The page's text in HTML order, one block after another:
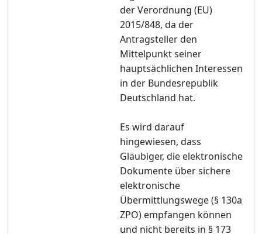
der Verordnung (EU)
2015/848, da der
Antragsteller den
Mittelpunkt seiner
hauptsächlichen Interessen
in der Bundesrepublik
Deutschland hat.
Es wird darauf
hingewiesen, dass
Gläubiger, die elektronische
Dokumente über sichere
elektronische
Übermittlungswege (§ 130a
ZPO) empfangen können
und nicht bereits in § 173